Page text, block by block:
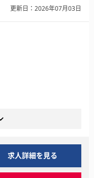
更新日：2026年07月03日
求人詳細を見る